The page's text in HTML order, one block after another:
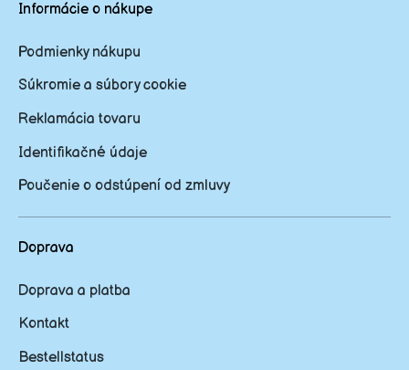
Informácie o nákupe
Podmienky nákupu
Súkromie a súbory cookie
Reklamácia tovaru
Identifikačné údaje
Poučenie o odstúpení od zmluvy
Doprava
Doprava a platba
Kontakt
Bestellstatus